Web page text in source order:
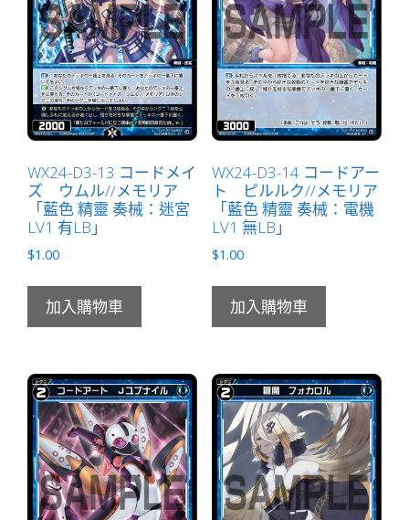
WX24-D3-13 コードメイ
ズ ウムル//メモリア
「藍色 精靈 奏械：迷宮
LV1 有LB」
$1.00
加入購物車
WX24-D3-14 コードアー
ト ピルルク//メモリア
「藍色 精靈 奏械：電機
LV1 無LB」
$1.00
加入購物車